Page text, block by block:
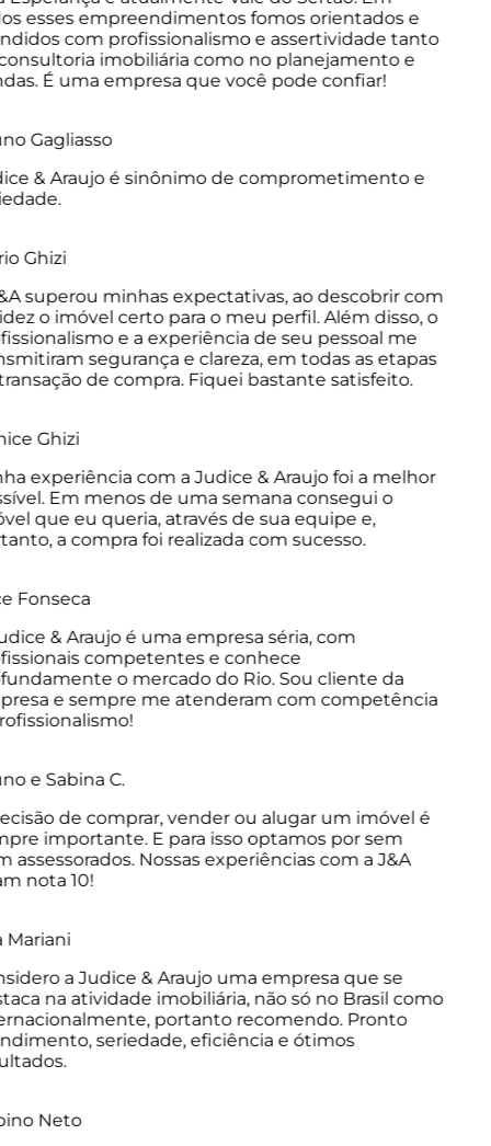
esses empreendimentos fomos orientados e
com profissionalismo e assertividade tanto
imobiliária como no planejamento e
É uma empresa que você pode confiar!
Gagliasso
& Araujo é sinônimo de comprometimento e
Ghizi
superou minhas expectativas, ao descobrir com
o imóvel certo para o meu perfil. Além disso, o
e a experiência de seu pessoal me
segurança e clareza, em todas as etapas
de compra. Fiquei bastante satisfeito.
Ghizi
experiência com a Judice & Araujo foi a melhor
Em menos de uma semana consegui o
que eu queria, através de sua equipe e,
a compra foi realizada com sucesso.
Fonseca
& Araujo é uma empresa séria, com
competentes e conhece
o mercado do Rio. Sou cliente da
e sempre me atenderam com competência
e Sabina C.
de comprar, vender ou alugar um imóvel é
importante. E para isso optamos por sem
Nossas experiências com a J&A
nota 10!
a Judice & Araujo uma empresa que se
na atividade imobiliária, não só no Brasil como
portanto recomendo. Pronto
seriedade, eficiência e ótimos
Neto